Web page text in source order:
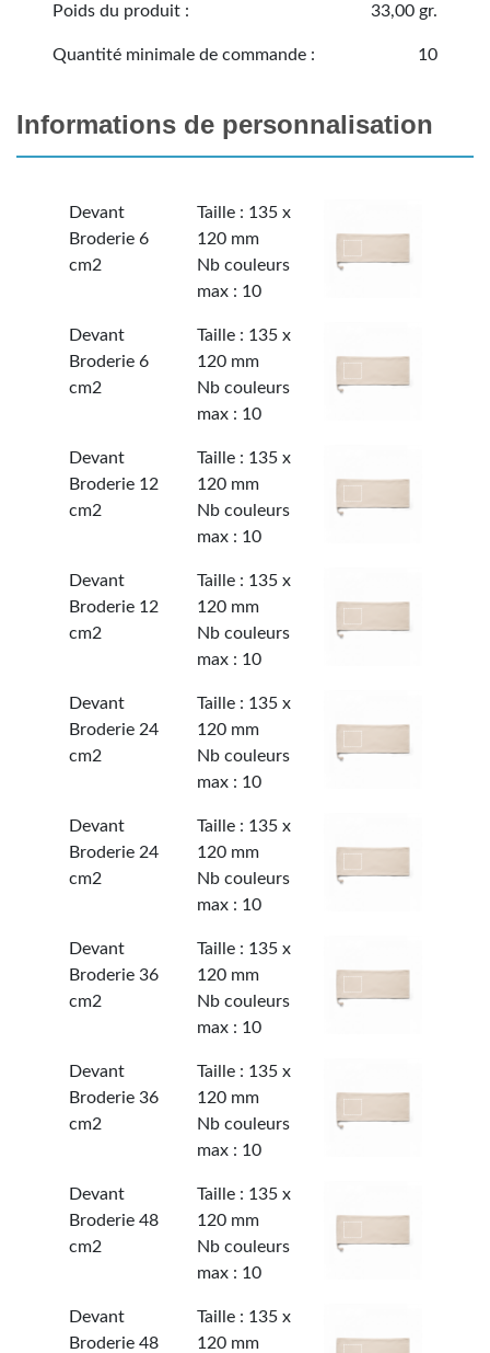
Poids du produit : 33,00 gr.
Quantité minimale de commande : 10
Informations de personnalisation
Devant
Broderie 6
cm2
Taille : 135 x
120 mm
Nb couleurs
max : 10
Devant
Broderie 6
cm2
Taille : 135 x
120 mm
Nb couleurs
max : 10
Devant
Broderie 12
cm2
Taille : 135 x
120 mm
Nb couleurs
max : 10
Devant
Broderie 12
cm2
Taille : 135 x
120 mm
Nb couleurs
max : 10
Devant
Broderie 24
cm2
Taille : 135 x
120 mm
Nb couleurs
max : 10
Devant
Broderie 24
cm2
Taille : 135 x
120 mm
Nb couleurs
max : 10
Devant
Broderie 36
cm2
Taille : 135 x
120 mm
Nb couleurs
max : 10
Devant
Broderie 36
cm2
Taille : 135 x
120 mm
Nb couleurs
max : 10
Devant
Broderie 48
cm2
Taille : 135 x
120 mm
Nb couleurs
max : 10
Devant
Broderie 48
Taille : 135 x
120 mm